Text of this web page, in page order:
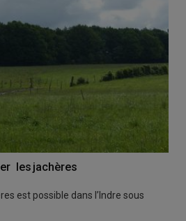
les jachères
est possible dans l’Indre sous